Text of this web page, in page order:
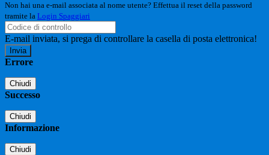
Non hai una e-mail associata al nome utente? Effettua il reset della password
tramite la Login Spaggiari
E-mail inviata, si prega di controllare la casella di posta elettronica!
Errore
Chiudi
Successo
Chiudi
Informazione
Chiudi